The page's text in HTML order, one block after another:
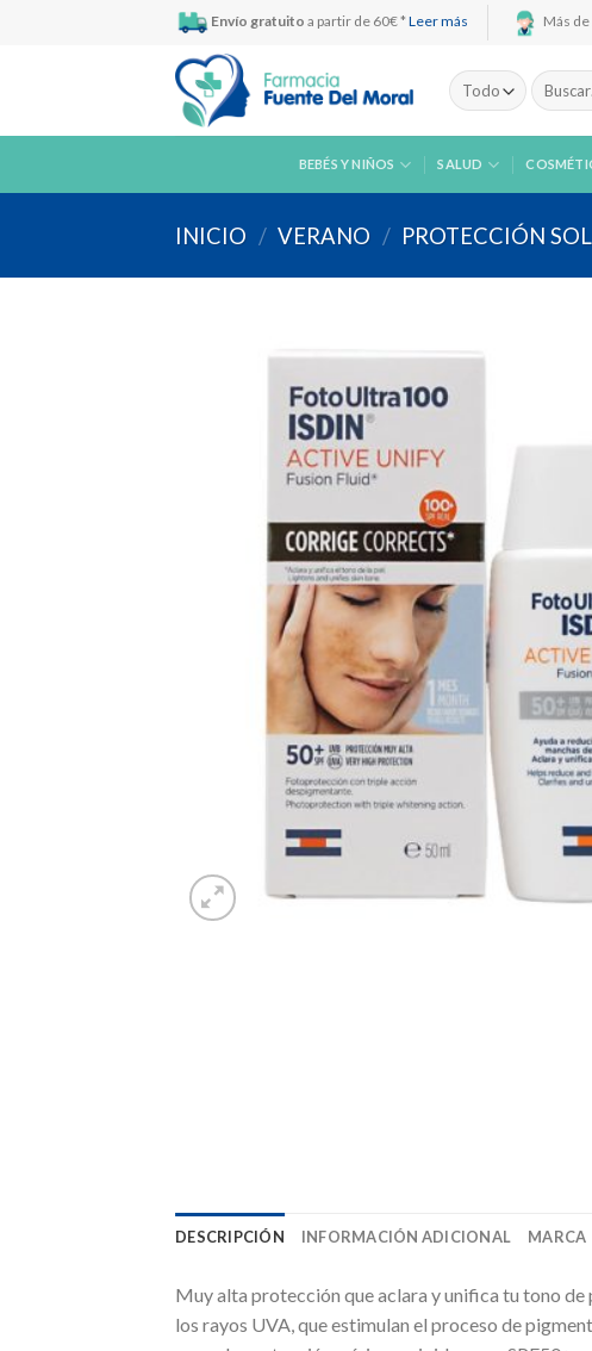
Envío gratuito a partir de 60€ * Leer más Más de
Buscar
por:
BEBÉS Y NIÑOS SALUD
INICIO / VERANO / PROTECCIÓN
DESCRIPCIÓN INFORMACIÓN ADICIONAL MARCA
Muy alta protección que aclara y unifica tu tono
los rayos UVA, que estimulan el proceso de